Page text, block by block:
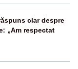
clar despre
„Am respectat